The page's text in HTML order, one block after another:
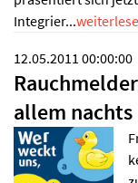
Integrier...
12.05.2011 00:00:00
allem nachts